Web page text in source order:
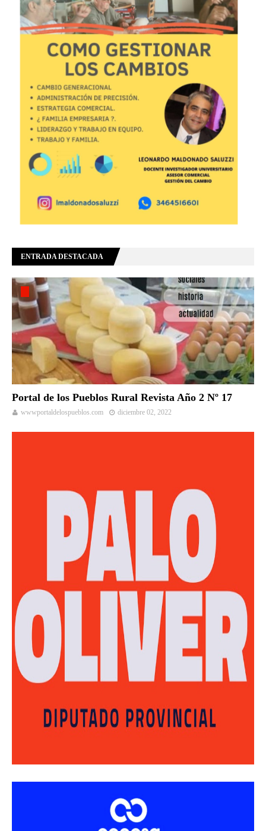
ENTRADA DESTACADA
Portal de los Pueblos Rural Revista Año 2 Nº 17
wwwportaldelospueblos.com diciembre 02, 2022